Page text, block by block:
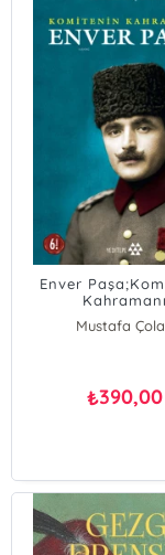
Enver
Kahramanı
Mustafa
₺390,00